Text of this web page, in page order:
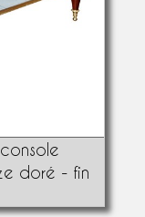
doré - fin